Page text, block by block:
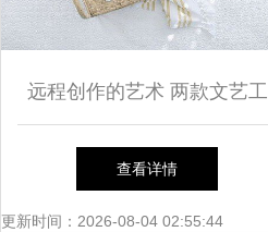
远程创作的艺术 两款文艺工
作者的办公软件推荐
查看详情
更新时间：2026-08-04 02:55:44